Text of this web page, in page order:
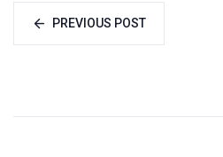
PREVIOUS POST